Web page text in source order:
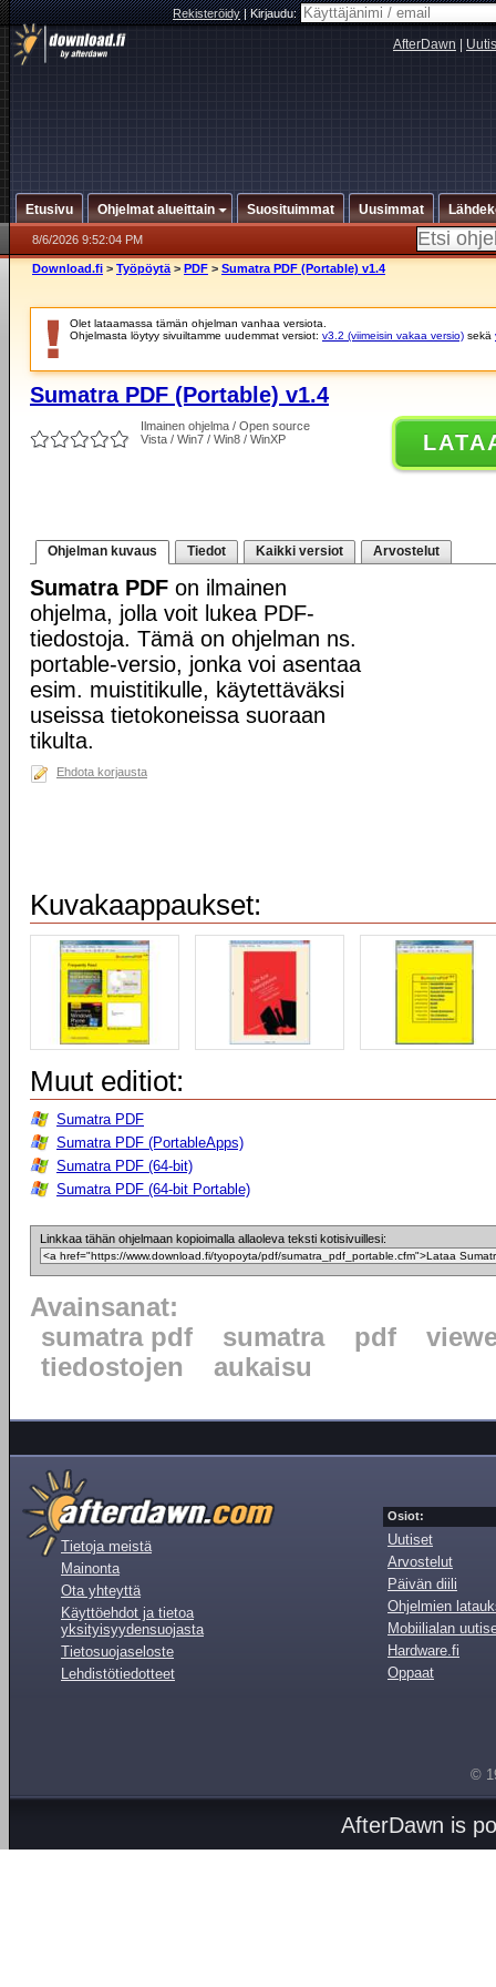
Rekisteröidy|Kirjaudu:
AfterDawn
Etusivu Ohjelmat alueittain Suosituimmat Uusimmat
8/6/2026 9:52:04 PM
Download.fi > Työpöytä > PDF > Sumatra PDF (Portable) v1.4
Olet lataamassa tämän ohjelman vanhaa versiota.
Ohjelmasta löytyy sivuiltamme uudemmat versiot: v3.2 (viimeisin vakaa versio) sekä
Sumatra PDF (Portable) v1.4
Ilmainen ohjelma / Open source
Vista / Win7 / Win8 / WinXP
Ohjelman kuvaus Tiedot Kaikki versiot Arvostelut
Sumatra PDF on ilmainen
ohjelma, jolla voit lukea PDF-
tiedostoja. Tämä on ohjelman ns.
portable-versio, jonka voi asentaa
esim. muistitikulle, käytettäväksi
useissa tietokoneissa suoraan
tikulta.
Ehdota korjausta
Kuvakaappaukset:
Muut editiot:
Sumatra PDF
Sumatra PDF (PortableApps)
Sumatra PDF (64-bit)
Sumatra PDF (64-bit Portable)
Linkkaa tähän ohjelmaan kopioimalla allaoleva teksti kotisivuillesi:
Avainsanat:
sumatra pdf
sumatra pdf
tiedostojen
aukaisu
Tietoja meistä
Mainonta
Ota yhteyttä
Käyttöehdot ja tietoa
yksityisyydensuojasta
Tietosuojaseloste
Lehdistötiedotteet
Osiot:
Uutiset
Arvostelut
Päivän diili
Ohjelmien
Mobiilialan
Hardware.fi
Oppaat
©
AfterDawn is